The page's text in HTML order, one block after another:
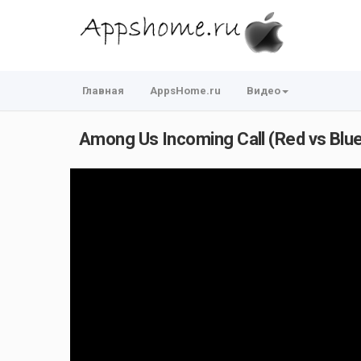
Главная AppsHome.ru Видео
Among Us Incoming Call (Red vs